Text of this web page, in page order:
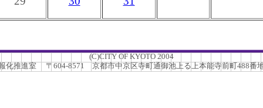
(C)CITY OF KYOTO 2004
化推進室 〒604-8571 京都市中京区寺町通御池上る上本能寺前町488番